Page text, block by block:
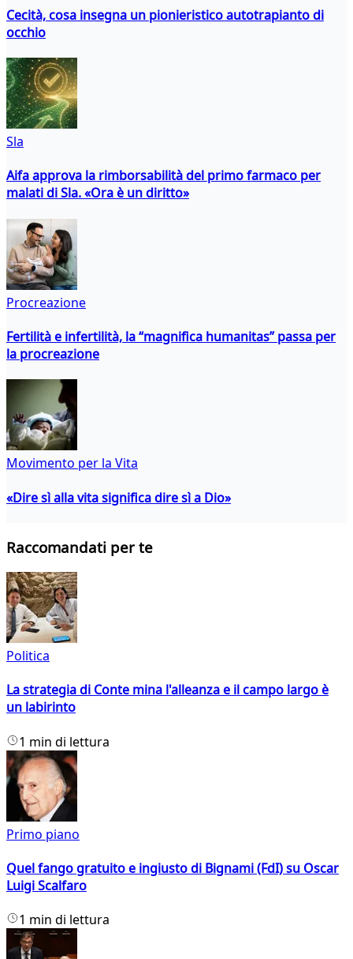
Cecità, cosa insegna un pionieristico autotrapianto di
occhio
Sla
Aifa approva la rimborsabilità del primo farmaco per
malati di Sla. «Ora è un diritto»
Procreazione
Fertilità e infertilità, la “magnifica humanitas” passa per
la procreazione
Movimento per la Vita
«Dire sì alla vita significa dire sì a Dio»
Raccomandati per te
Politica
La strategia di Conte mina l'alleanza e il campo largo è
un labirinto
1 min di lettura
Primo piano
Quel fango gratuito e ingiusto di Bignami (FdI) su Oscar
Luigi Scalfaro
1 min di lettura